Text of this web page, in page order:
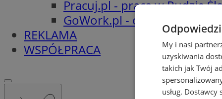
Pracuj.pl - praca w Rudzie
GoWork.pl - oferty pracy
REKLAMA
WSPÓŁPRACA
My i nasi
uzyskiwania
takich jak Twój
usług. Dostawcy